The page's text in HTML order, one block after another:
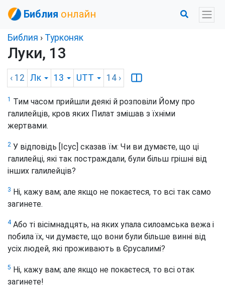
Библия онлайн
Библия › Турконяк
Луки, 13
‹ 12 Лк 13 UTT 14 ›
1 Тим часом прийшли деякі й розповіли Йому про
галилейців, кров яких Пилат змішав з їхніми
жертвами.
2 У відповідь [Ісус] сказав їм: Чи ви думаєте, що ці
галилейці, які так постраждали, були більш грішні від
інших галилейців?
3 Ні, кажу вам; але якщо не покаєтеся, то всі так само
загинете.
4Або ті вісімнадцять, на яких упала силоамська вежа і
побила їх, чи думаєте, що вони були більше винні від
усіх людей, які проживають в Єрусалимі?
5 Ні, кажу вам; але якщо не покаєтеся, то всі отак
загинете!